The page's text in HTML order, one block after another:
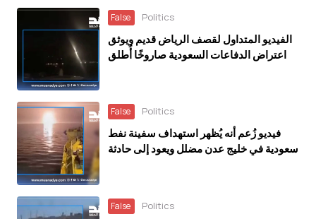
False Politics
الفيديو المتداول لقصف الرياض قديم ويوثق
اعتراض الدفاعات السعودية صاروخًا أُطلق
False Politics
فيديو زُعم أنه يُظهر استهداف سفينة نفط
سعودية في خليج عدن مضلل ويعود إلى حادثة
False Politics